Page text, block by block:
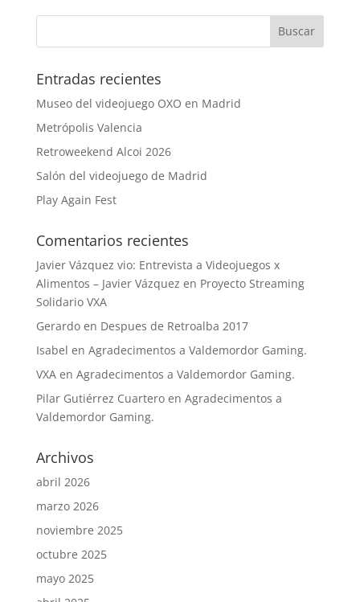
Entradas recientes
Museo del videojuego OXO en Madrid
Metrópolis Valencia
Retroweekend Alcoi 2026
Salón del videojuego de Madrid
Play Again Fest
Comentarios recientes
Javier Vázquez vio: Entrevista a Videojuegos x
Alimentos – Javier Vázquez en Proyecto Streaming
Solidario VXA
Gerardoen Despues de Retroalba 2017
Isabel en Agradecimentos a Valdemordor Gaming.
VXAen Agradecimentos a Valdemordor Gaming.
Pilar Gutiérrez Cuarteroen Agradecimentos a
Valdemordor Gaming.
Archivos
abril 2026
marzo 2026
noviembre 2025
octubre 2025
mayo 2025